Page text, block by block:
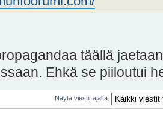
täällä
Ehkä se piiloutui
Näytä viestit ajalta: